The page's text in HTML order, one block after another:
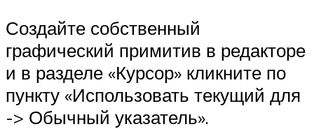
Создайте собственный
графический примитив в редакторе
и в разделе «Курсор» кликните по
пункту «Использовать текущий для
-> Обычный указатель».